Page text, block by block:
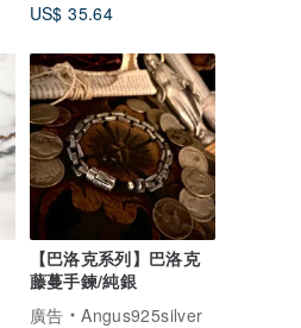
US$ 35.64
【巴洛克系列】巴洛克
藤蔓手鍊/純銀
廣告
Angus925silver